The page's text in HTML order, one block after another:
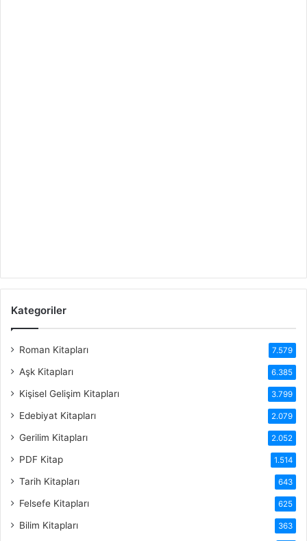
Kategoriler
Roman Kitapları 7.579
Aşk Kitapları 6.385
Kişisel Gelişim Kitapları 3.799
Edebiyat Kitapları 2.079
Gerilim Kitapları 2.052
PDF Kitap 1.514
Tarih Kitapları 643
Felsefe Kitapları 625
Bilim Kitapları 363